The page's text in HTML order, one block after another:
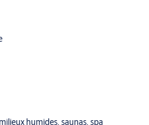
humides, saunas, spa